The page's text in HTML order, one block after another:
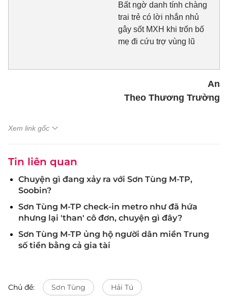
Bất ngờ danh tính chàng
trai trẻ có lời nhắn nhủ
gây sốt MXH khi trốn bố
mẹ đi cứu trợ vùng lũ
An
Theo Thương Trường
Xem link gốc
Tin liên quan
Chuyện gì đang xảy ra với Sơn Tùng M-TP,
Soobin?
Sơn Tùng M-TP check-in metro như đã hứa
nhưng lại 'than' cô đơn, chuyện gì đây?
Sơn Tùng M-TP ủng hộ người dân miền Trung
số tiền bằng cả gia tài
Chủ đề: Sơn Tùng Hải Tú